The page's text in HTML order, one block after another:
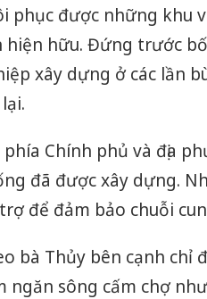
phục được những khu
hiện hữu. Đứng trước
xây dựng ở các lần
phía Chính phủ và địa
đã được xây dựng.
để đảm bảo chuỗi
bà Thủy bên cạnh chỉ
ngăn sông cấm chợ